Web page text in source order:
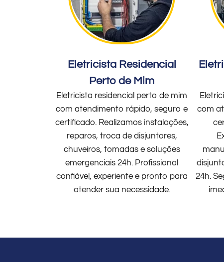
Eletricista Residencial
Perto de Mim
Eletricista residencial perto de mim
com atendimento rápido, seguro e
certificado. Realizamos instalações,
reparos, troca de disjuntores,
chuveiros, tomadas e soluções
emergenciais 24h. Profissional
confiável, experiente e pronto para
atender sua necessidade.
com
24h.